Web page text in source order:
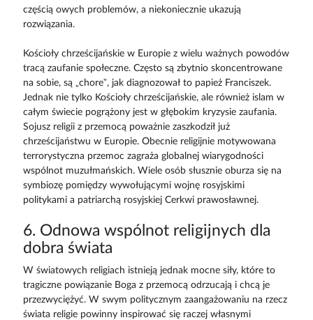
częścią owych problemów, a niekoniecznie ukazują
rozwiązania.
Kościoły chrześcijańskie w Europie z wielu ważnych powodów
tracą zaufanie społeczne. Często są zbytnio skoncentrowane
na sobie, są „chore”, jak diagnozował to papież Franciszek.
Jednak nie tylko Kościoły chrześcijańskie, ale również islam w
całym świecie pogrążony jest w głębokim kryzysie zaufania.
Sojusz religii z przemocą poważnie zaszkodził już
chrześcijaństwu w Europie. Obecnie religijnie motywowana
terrorystyczna przemoc zagraża globalnej wiarygodności
wspólnot muzułmańskich. Wiele osób słusznie oburza się na
symbiozę pomiędzy wywołującymi wojnę rosyjskimi
politykami a patriarchą rosyjskiej Cerkwi prawosławnej.
6. Odnowa wspólnot religijnych dla
dobra świata
W światowych religiach istnieją jednak mocne siły, które to
tragiczne powiązanie Boga z przemocą odrzucają i chcą je
przezwyciężyć. W swym politycznym zaangażowaniu na rzecz
świata religie powinny inspirować się raczej własnymi